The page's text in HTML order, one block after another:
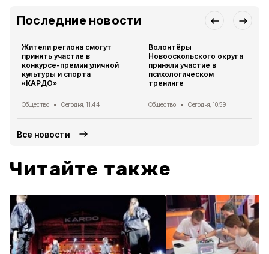
Последние новости
Жители региона смогут
принять участие в
конкурсе-премии уличной
культуры и спорта
«КАРДО»
Общество Сегодня, 11:44
Волонтёры
Новооскольского округа
приняли участие в
психологическом
тренинге
Общество Сегодня, 10:59
Все новости
Читайте также